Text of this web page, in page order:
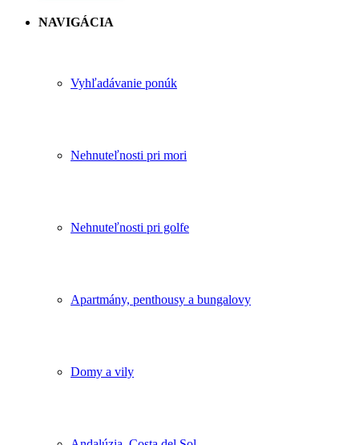
NAVIGÁCIA
Vyhľadávanie ponúk
Nehnuteľnosti pri mori
Nehnuteľnosti pri golfe
Apartmány, penthousy a bungalovy
Domy a vily